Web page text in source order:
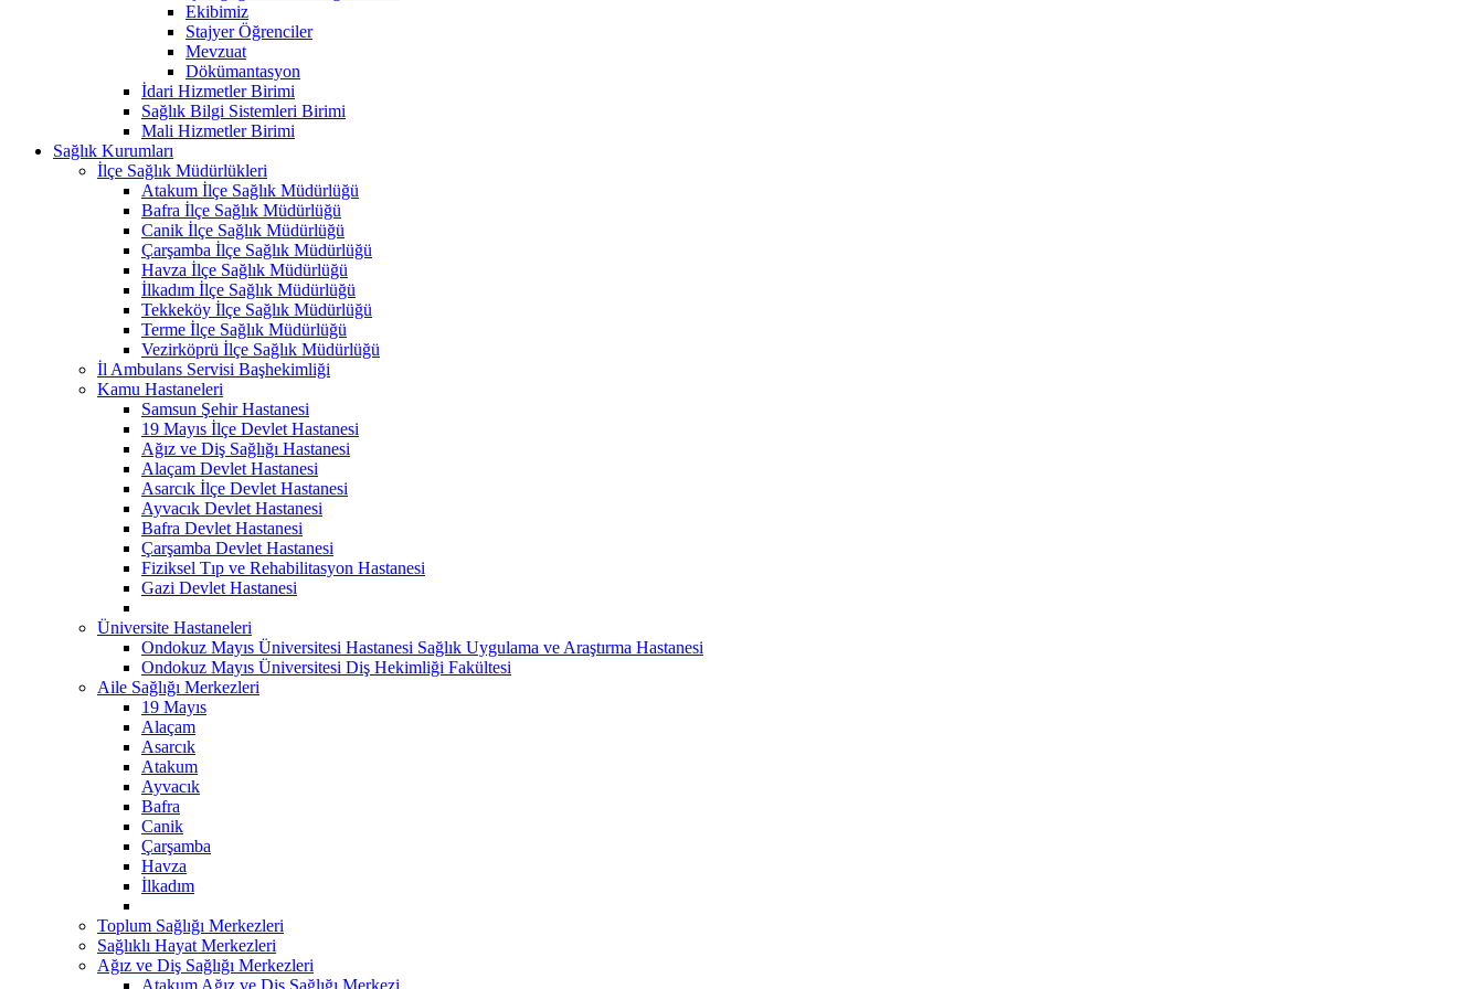
Ekibimiz
Stajyer Öğrenciler
Mevzuat
Dökümantasyon
İdari Hizmetler Birimi
Sağlık Bilgi Sistemleri Birimi
Mali Hizmetler Birimi
Sağlık Kurumları
İlçe Sağlık Müdürlükleri
Atakum İlçe Sağlık Müdürlüğü
Bafra İlçe Sağlık Müdürlüğü
Canik İlçe Sağlık Müdürlüğü
Çarşamba İlçe Sağlık Müdürlüğü
Havza İlçe Sağlık Müdürlüğü
İlkadım İlçe Sağlık Müdürlüğü
Tekkeköy İlçe Sağlık Müdürlüğü
Terme İlçe Sağlık Müdürlüğü
Vezirköprü İlçe Sağlık Müdürlüğü
İl Ambulans Servisi Başhekimliği
Kamu Hastaneleri
Samsun Şehir Hastanesi
19 Mayıs İlçe Devlet Hastanesi
Ağız ve Diş Sağlığı Hastanesi
Alaçam Devlet Hastanesi
Asarcık İlçe Devlet Hastanesi
Ayvacık Devlet Hastanesi
Bafra Devlet Hastanesi
Çarşamba Devlet Hastanesi
Fiziksel Tıp ve Rehabilitasyon Hastanesi
Gazi Devlet Hastanesi
Üniversite Hastaneleri
Ondokuz Mayıs Üniversitesi Hastanesi Sağlık Uygulama ve Araştırma Hastanesi
Ondokuz Mayıs Üniversitesi Diş Hekimliği Fakültesi
Aile Sağlığı Merkezleri
19 Mayıs
Alaçam
Asarcık
Atakum
Ayvacık
Bafra
Canik
Çarşamba
Havza
İlkadım
Toplum Sağlığı Merkezleri
Sağlıklı Hayat Merkezleri
Ağız ve Diş Sağlığı Merkezleri
Atakum Ağız ve Diş Sağlığı Merkezi